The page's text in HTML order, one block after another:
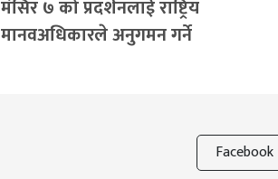
मंसिर ७ को प्रदर्शनलाई राष्ट्रिय
मानवअधिकारले अनुगमन गर्ने
Facebook